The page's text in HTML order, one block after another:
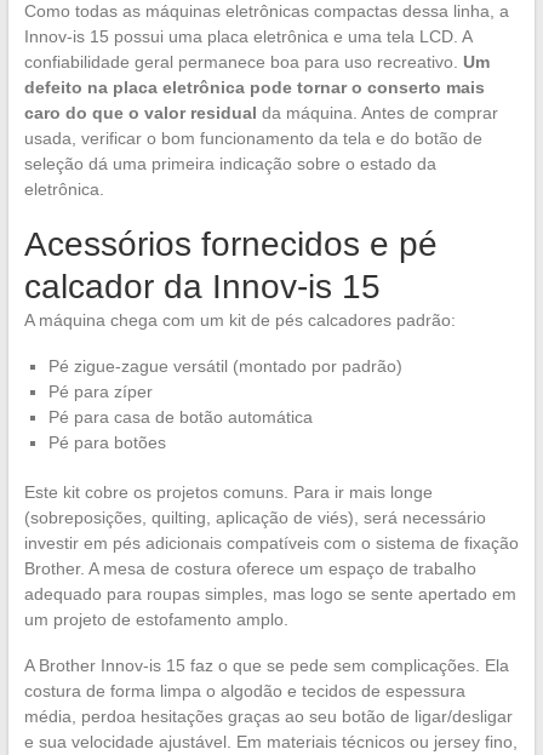
Como todas as máquinas eletrônicas compactas dessa linha, a
Innov-is 15 possui uma placa eletrônica e uma tela LCD. A
confiabilidade geral permanece boa para uso recreativo. Um
defeito na placa eletrônica pode tornar o conserto mais
caro do que o valor residual da máquina. Antes de comprar
usada, verificar o bom funcionamento da tela e do botão de
seleção dá uma primeira indicação sobre o estado da
eletrônica.
Acessórios fornecidos e pé
calcador da Innov-is 15
A máquina chega com um kit de pés calcadores padrão:
Pé zigue-zague versátil (montado por padrão)
Pé para zíper
Pé para casa de botão automática
Pé para botões
Este kit cobre os projetos comuns. Para ir mais longe
(sobreposições, quilting, aplicação de viés), será necessário
investir em pés adicionais compatíveis com o sistema de fixação
Brother. A mesa de costura oferece um espaço de trabalho
adequado para roupas simples, mas logo se sente apertado em
um projeto de estofamento amplo.
A Brother Innov-is 15 faz o que se pede sem complicações. Ela
costura de forma limpa o algodão e tecidos de espessura
média, perdoa hesitações graças ao seu botão de ligar/desligar
e sua velocidade ajustável. Em materiais técnicos ou jersey fino,